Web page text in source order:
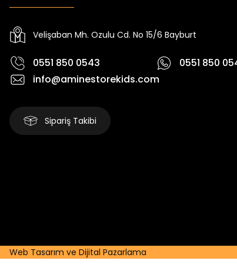
Yeni
Velişaban Mh. Ozulu Cd. No 15/6 Bayburt
0551 850 0543
0551 850
info@aminestorekids.com
Sipariş Takibi
Web Tasarım ve Dijital Pazarlama